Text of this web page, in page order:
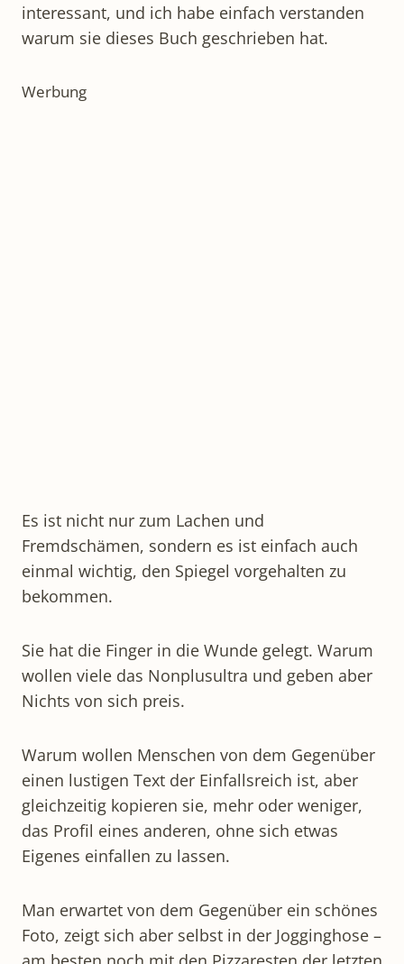
interessant, und ich habe einfach verstanden
warum sie dieses Buch geschrieben hat.
Werbung
Es ist nicht nur zum Lachen und
Fremdschämen, sondern es ist einfach auch
einmal wichtig, den Spiegel vorgehalten zu
bekommen.
Sie hat die Finger in die Wunde gelegt. Warum
wollen viele das Nonplusultra und geben aber
Nichts von sich preis.
Warum wollen Menschen von dem Gegenüber
einen lustigen Text der Einfallsreich ist, aber
gleichzeitig kopieren sie, mehr oder weniger,
das Profil eines anderen, ohne sich etwas
Eigenes einfallen zu lassen.
Man erwartet von dem Gegenüber ein schönes
Foto, zeigt sich aber selbst in der Jogginghose –